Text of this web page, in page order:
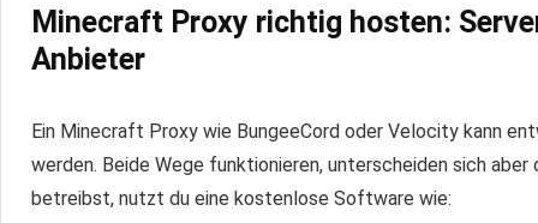
Minecraft Proxy richtig hosten:
Anbieter
Ein Minecraft Proxy wie BungeeCord oder Velocity kann
werden. Beide Wege funktionieren, unterscheiden sich
betreibst, nutzt du eine kostenlose Software wie: